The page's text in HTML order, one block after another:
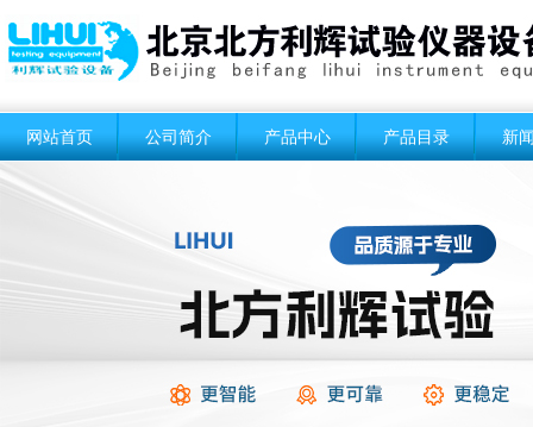
网站首页 公司简介 产品中心 产品目录 新